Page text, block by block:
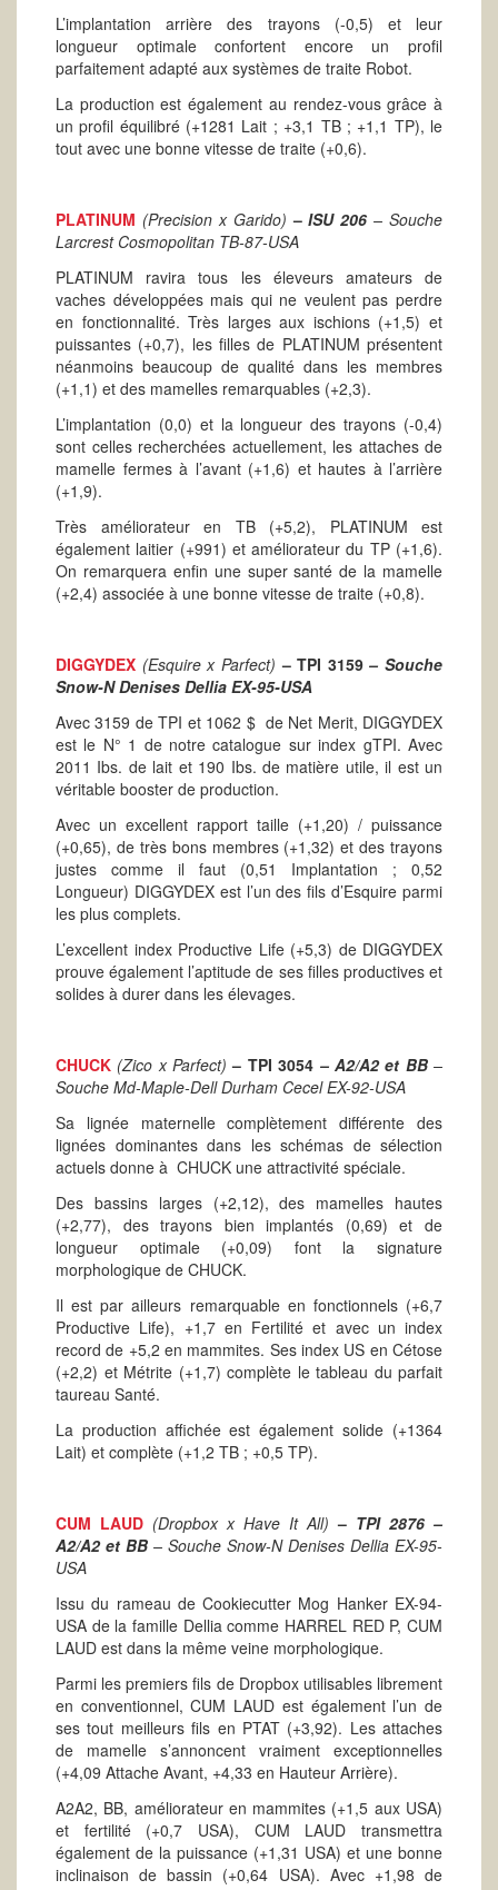
L’implantation arrière des trayons (-0,5) et leur
longueur optimale confortent encore un profil
parfaitement adapté aux systèmes de traite Robot.
La production est également au rendez-vous grâce à
un profil équilibré (+1281 Lait ; +3,1 TB ; +1,1 TP), le
tout avec une bonne vitesse de traite (+0,6).
PLATINUM (Precision x Garido) –ISU 206– Souche
Larcrest Cosmopolitan TB-87-USA
PLATINUM ravira tous les éleveurs amateurs de
vaches développées mais qui ne veulent pas perdre
en fonctionnalité. Très larges aux ischions (+1,5) et
puissantes (+0,7), les filles de PLATINUM présentent
néanmoins beaucoup de qualité dans les membres
(+1,1) et des mamelles remarquables (+2,3).
L’implantation (0,0) et la longueur des trayons (-0,4)
sont celles recherchées actuellement, les attaches de
mamelle fermes à l’avant (+1,6) et hautes à l’arrière
(+1,9).
Très améliorateur en TB (+5,2), PLATINUM est
également laitier (+991) et améliorateur du TP (+1,6).
On remarquera enfin une super santé de la mamelle
(+2,4) associée à une bonne vitesse de traite (+0,8).
DIGGYDEX (Esquire x Parfect) – TPI 3159– Souche
Snow-N Denises Dellia EX-95-USA
Avec 3159 de TPI et 1062 $ de Net Merit, DIGGYDEX
est le N° 1 de notre catalogue sur index gTPI. Avec
2011 Ibs. de lait et 190 Ibs. de matière utile, il est un
véritable booster de production.
Avec un excellent rapport taille (+1,20) / puissance
(+0,65), de très bons membres (+1,32) et des trayons
justes comme il faut (0,51 Implantation ; 0,52
Longueur) DIGGYDEX est l’un des fils d’Esquire parmi
les plus complets.
L’excellent index Productive Life (+5,3) de DIGGYDEX
prouve également l’aptitude de ses filles productives et
solides à durer dans les élevages.
CHUCK (Zico x Parfect) – TPI 3054 – A2/A2 et BB–
Souche Md-Maple-Dell Durham Cecel EX-92-USA
Sa lignée maternelle complètement différente des
lignées dominantes dans les schémas de sélection
actuels donne à CHUCK une attractivité spéciale.
Des bassins larges (+2,12), des mamelles hautes
(+2,77), des trayons bien implantés (0,69) et de
longueur optimale (+0,09) font la signature
morphologique de CHUCK.
Il est par ailleurs remarquable en fonctionnels (+6,7
Productive Life), +1,7 en Fertilité et avec un index
record de +5,2 en mammites. Ses index US en Cétose
(+2,2) et Métrite (+1,7) complète le tableau du parfait
taureau Santé.
La production affichée est également solide (+1364
Lait) et complète (+1,2 TB ; +0,5 TP).
CUM LAUD (Dropbox x Have It All) – TPI 2876 –
A2/A2 et BB – Souche Snow-N Denises Dellia EX-95-
USA
Issu du rameau de Cookiecutter Mog Hanker EX-94-
USA de la famille Dellia comme HARREL RED P, CUM
LAUD est dans la même veine morphologique.
Parmi les premiers fils de Dropbox utilisables librement
en conventionnel, CUM LAUD est également l’un de
ses tout meilleurs fils en PTAT (+3,92). Les attaches
de mamelle s’annoncent vraiment exceptionnelles
(+4,09 Attache Avant, +4,33 en Hauteur Arrière).
A2A2, BB, améliorateur en mammites (+1,5 aux USA)
et fertilité (+0,7 USA), CUM LAUD transmettra
également de la puissance (+1,31 USA) et une bonne
inclinaison de bassin (+0,64 USA). Avec +1,98 de